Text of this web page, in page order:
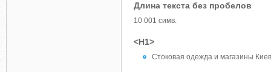
Длина текста без пробелов
10 001 симв.
<H1>
Стоковая одежда и магазины